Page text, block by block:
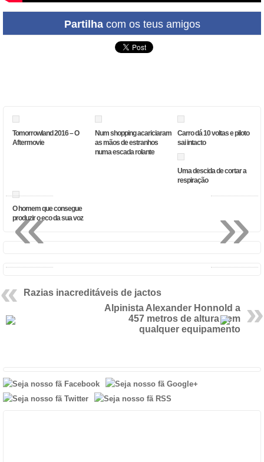
Partilhacom os teus amigos
Tomorrowland 2016 – O
Aftermovie
Num shopping acariciaram
as mãos de estranhos
numa escada rolante
Carro dá 10 voltas e piloto
sai intacto
Uma descida de cortar a
respiração
O homem que consegue
produzir o eco da sua voz
Razias inacreditáveis de jactos
Alpinista Alexander Honnold a
457 metros de altura sem
qualquer equipamento
»
«